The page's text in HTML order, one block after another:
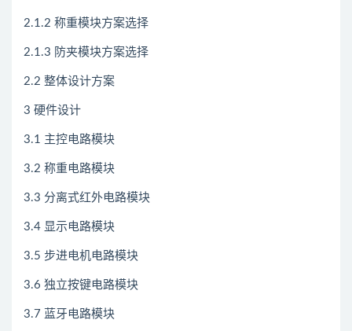
2.1.2 称重模块方案选择
2.1.3 防夹模块方案选择
2.2 整体设计方案
3 硬件设计
3.1 主控电路模块
3.2 称重电路模块
3.3 分离式红外电路模块
3.4 显示电路模块
3.5 步进电机电路模块
3.6 独立按键电路模块
3.7 蓝牙电路模块